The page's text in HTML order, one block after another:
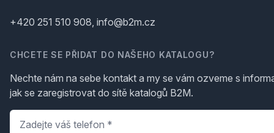
+420 251 510 908, info@b2m.cz
CHCETE SE PŘIDAT DO NAŠEHO KATALOGU?
Nechte nám na sebe kontakt a my se vám ozveme s
jak se zaregistrovat do sítě katalogů B2M.
Telefon